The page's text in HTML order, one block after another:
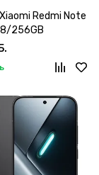
Redmi Note
8/256GB